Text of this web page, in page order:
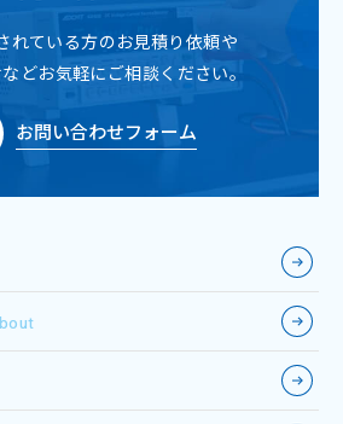
れている方のお見積り依頼や
どお気軽にご相談ください。
お問い合わせフォーム